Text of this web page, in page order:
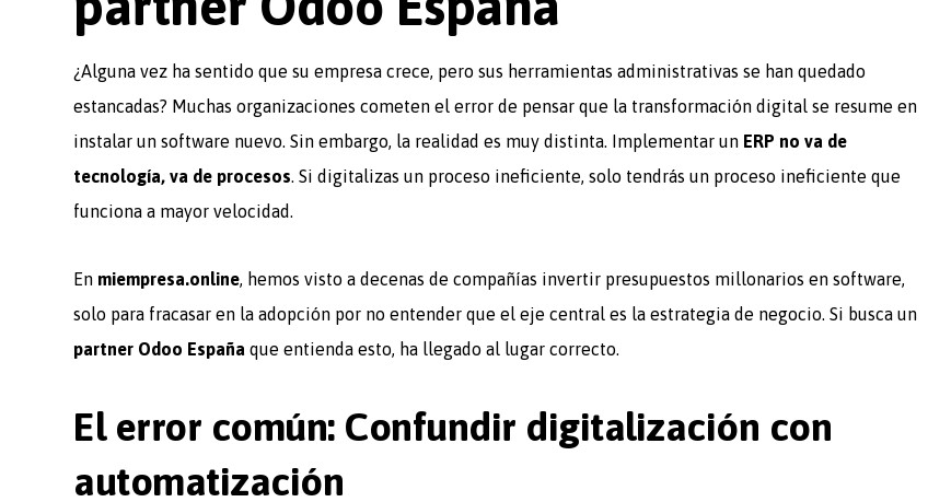
¿Alguna vez ha sentido que su empresa crece, pero sus herramientas administrativas se han quedado
estancadas? Muchas organizaciones cometen el error de pensar que la transformación digital se resume en
instalar un software nuevo. Sin embargo, la realidad es muy distinta. Implementar un ERP no va de
tecnología, va de procesos. Si digitalizas un proceso ineficiente, solo tendrás un proceso ineficiente que
funciona a mayor velocidad.
En miempresa.online, hemos visto a decenas de compañías invertir presupuestos millonarios en software,
solo para fracasar en la adopción por no entender que el eje central es la estrategia de negocio. Si busca un
partner Odoo España que entienda esto, ha llegado al lugar correcto.
El error común: Confundir digitalización con
automatización